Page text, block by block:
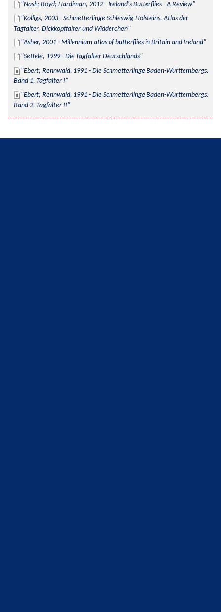
Nash; Boyd; Hardiman, 2012 - Ireland's Butterflies - A Review
Kolligs, 2003 - Schmetterlinge Schleswig-Holsteins, Atlas der
Tagfalter, Dickkopffalter und Widderchen
Asher, 2001 - Millennium atlas of butterflies in Britain and Ireland
Settele, 1999 - Die Tagfalter Deutschlands
Ebert; Rennwald, 1991 - Die Schmetterlinge Baden-Württembergs.
Band 1, Tagfalter I
Ebert; Rennwald, 1991 - Die Schmetterlinge Baden-Württembergs.
Band 2, Tagfalter II